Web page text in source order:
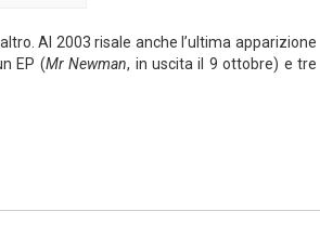
Al 2003 risale anche l’ultima apparizione
EP (Mr Newman, in uscita il 9 ottobre) e tre